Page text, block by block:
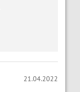
21.04.2022